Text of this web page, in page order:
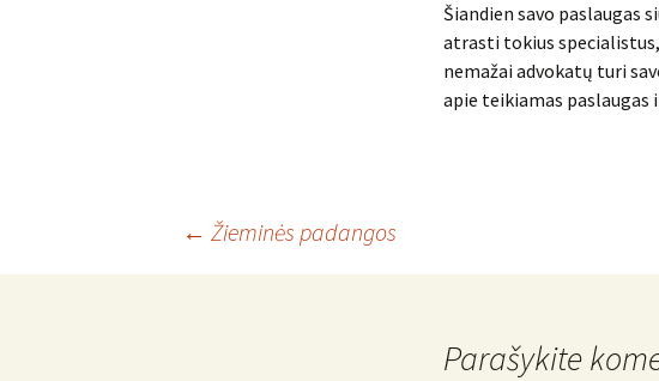
Šiandien savo paslaugas
atrasti tokius
nemažai advokatų turi
apie teikiamas
← Žieminės padangos
Parašykite